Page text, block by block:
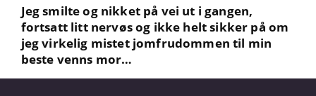
Jeg smilte og nikket på vei ut i gangen,
fortsatt litt nervøs og ikke helt sikker på om
jeg virkelig mistet jomfrudommen til min
beste venns mor…